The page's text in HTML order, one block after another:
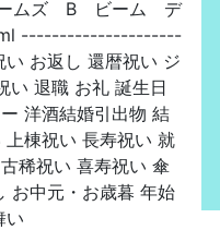
ームズ B ビーム デ
---------------------
お返し 還暦祝い ジ
い 退職 お礼 誕生日
洋酒結婚引出物 結
棟祝い 長寿祝い 就
稀祝い 喜寿祝い 傘
お中元・お歳暮 年始
い